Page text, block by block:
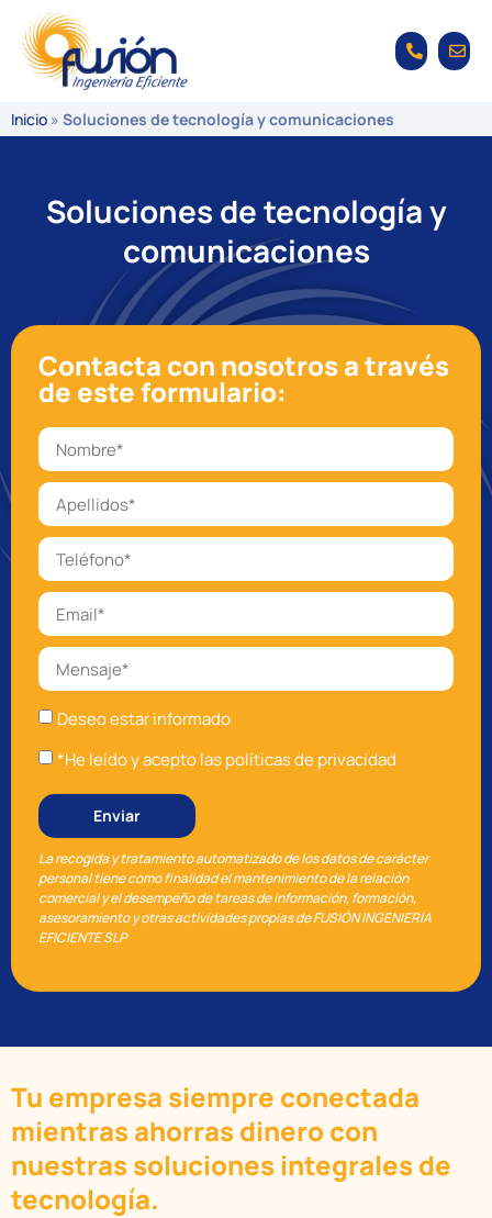
Inicio » Soluciones de tecnología y comunicaciones
Soluciones de tecnología y
comunicaciones
Contacta con nosotros a través
de este formulario:
Deseo estar informado
*He leído y acepto las políticas de privacidad
Enviar
La recogida y tratamiento automatizado de los datos de carácter
personal tiene como finalidad el mantenimiento de la relación
comercial y el desempeño de tareas de información, formación,
asesoramiento y otras actividades propias de FUSIÓN INGENIERIA
EFICIENTE SLP
Tu empresa siempre conectada
mientras ahorras dinero con
nuestras soluciones integrales de
tecnología.